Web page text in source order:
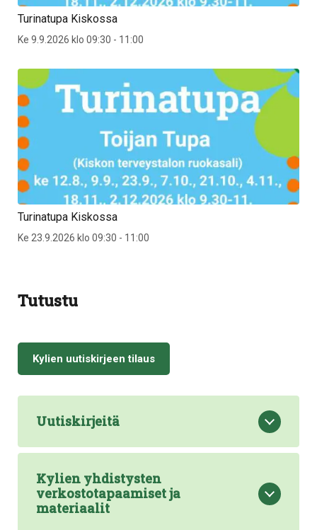
Turinatupa Kiskossa
Ke 9.9.2026 klo 09:30 - 11:00
Turinatupa Kiskossa
Ke 23.9.2026 klo 09:30 - 11:00
Tutustu
Kylien uutiskirjeen tilaus
Uutiskirjeitä
Kylien yhdistysten
verkostotapaamiset ja
materiaalit